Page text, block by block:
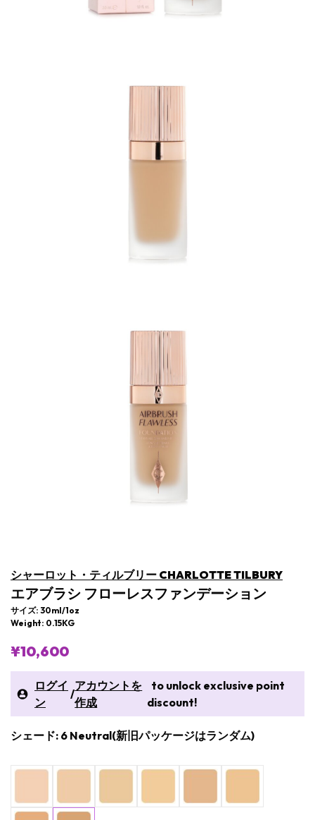
シャーロット・ティルブリー CHARLOTTE TILBURY
エアブラシ フローレスファンデーション
サイズ: 30ml/1oz
Weight: 0.15KG
¥10,600
ログイ
ン
/
アカウントを
作成
to unlock exclusive point
discount!
シェード: 6 Neutral(新旧パッケージはランダム)